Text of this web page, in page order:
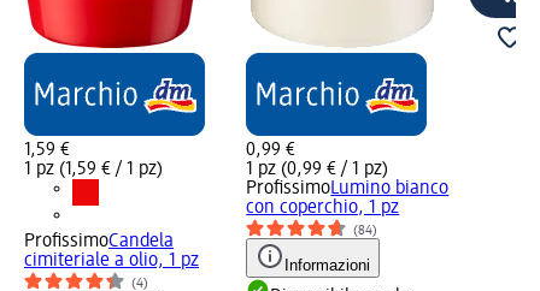
1,59 €
1 pz (1,59 € / 1 pz)
ProfissimoCandela
cimiteriale a olio, 1 pz
(4)
0,99 €
1 pz (0,99 € / 1 pz)
ProfissimoLumino bianco
con coperchio, 1 pz
(84)
Informazioni